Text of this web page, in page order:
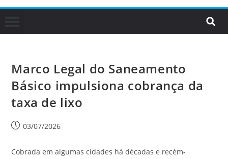
Marco Legal do Saneamento
Básico impulsiona cobrança da
taxa de lixo
03/07/2026
Cobrada em algumas cidades há décadas e recém-